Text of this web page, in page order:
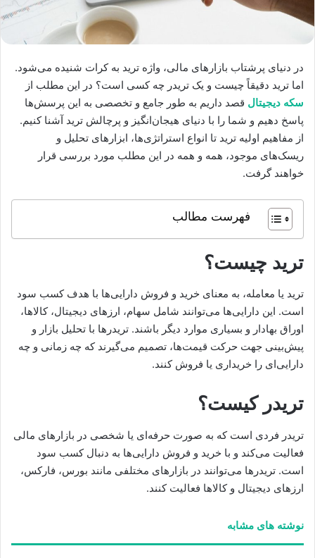
در دنیای پرشتاب بازارهای مالی، واژه ترید به کرات شنیده می‌شود.
اما ترید دقیقاً چیست و یک تریدر چه کسی است؟ در این مطلب از
سکه دیجیتال قصد داریم به طور جامع و تخصصی به این پرسش‌ها
پاسخ دهیم و شما را با دنیای هیجان‌انگیز و پرچالش ترید آشنا کنیم.
از مفاهیم اولیه ترید تا انواع استراتژی‌ها، ابزارهای تحلیل و
ریسک‌های موجود، همه و همه در این مطلب مورد بررسی قرار
خواهند گرفت.
فهرست مطالب
ترید چیست؟
ترید یا معامله، به معنای خرید و فروش دارایی‌ها با هدف کسب سود
است. این دارایی‌ها می‌توانند شامل سهام، ارزهای دیجیتال، کالاها،
اوراق بهادار و بسیاری موارد دیگر باشند. تریدرها با تحلیل بازار و
پیش‌بینی جهت حرکت قیمت‌ها، تصمیم می‌گیرند که چه زمانی و چه
دارایی‌ای را خریداری یا فروش کنند.
تریدر کیست؟
تریدر فردی است که به صورت حرفه‌ای یا شخصی در بازارهای مالی
فعالیت می‌کند و با خرید و فروش دارایی‌ها به دنبال کسب سود
است. تریدرها می‌توانند در بازارهای مختلفی مانند بورس، فارکس،
ارزهای دیجیتال و کالاها فعالیت کنند.
نوشته های مشابه